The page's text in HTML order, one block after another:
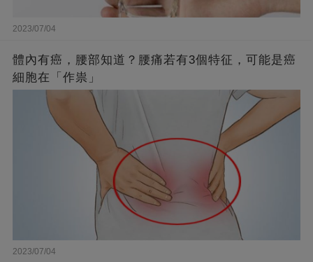
2023/07/04
體內有癌，腰部知道？腰痛若有3個特征，可能是癌
細胞在「作祟」
2023/07/04